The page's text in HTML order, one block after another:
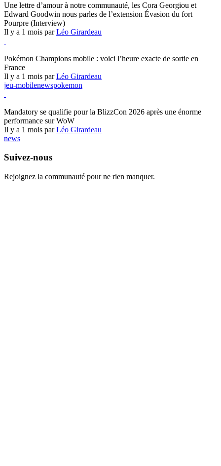
Une lettre d’amour à notre communauté, les Cora Georgiou et
Edward Goodwin nous parles de l’extension Évasion du fort
Pourpre (Interview)
Il y a 1 mois parLéo Girardeau
Pokémon Champions mobile : voici l’heure exacte de sortie en
France
Il y a 1 mois parLéo Girardeau
jeu-mobilenewspokemon
Mandatory se qualifie pour la BlizzCon 2026 après une énorme
performance sur WoW
Il y a 1 mois parLéo Girardeau
news
Suivez-nous
Rejoignez la communauté pour ne rien manquer.